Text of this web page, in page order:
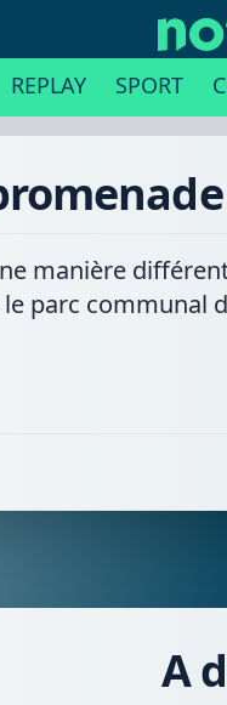
REPLAY SPORT
manière
parc communal
A